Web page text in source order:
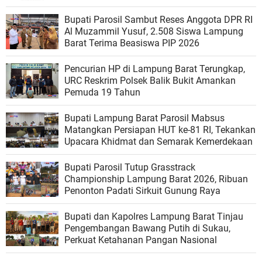
Bupati Parosil Sambut Reses Anggota DPR RI
Al Muzammil Yusuf, 2.508 Siswa Lampung
Barat Terima Beasiswa PIP 2026
Pencurian HP di Lampung Barat Terungkap,
URC Reskrim Polsek Balik Bukit Amankan
Pemuda 19 Tahun
Bupati Lampung Barat Parosil Mabsus
Matangkan Persiapan HUT ke-81 RI, Tekankan
Upacara Khidmat dan Semarak Kemerdekaan
Bupati Parosil Tutup Grasstrack
Championship Lampung Barat 2026, Ribuan
Penonton Padati Sirkuit Gunung Raya
Bupati dan Kapolres Lampung Barat Tinjau
Pengembangan Bawang Putih di Sukau,
Perkuat Ketahanan Pangan Nasional